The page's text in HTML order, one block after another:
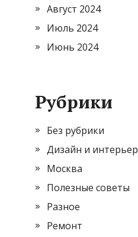
Август 2024
Июль 2024
Июнь 2024
Рубрики
Без рубрики
Дизайн и интерьер
Москва
Полезные советы
Разное
Ремонт